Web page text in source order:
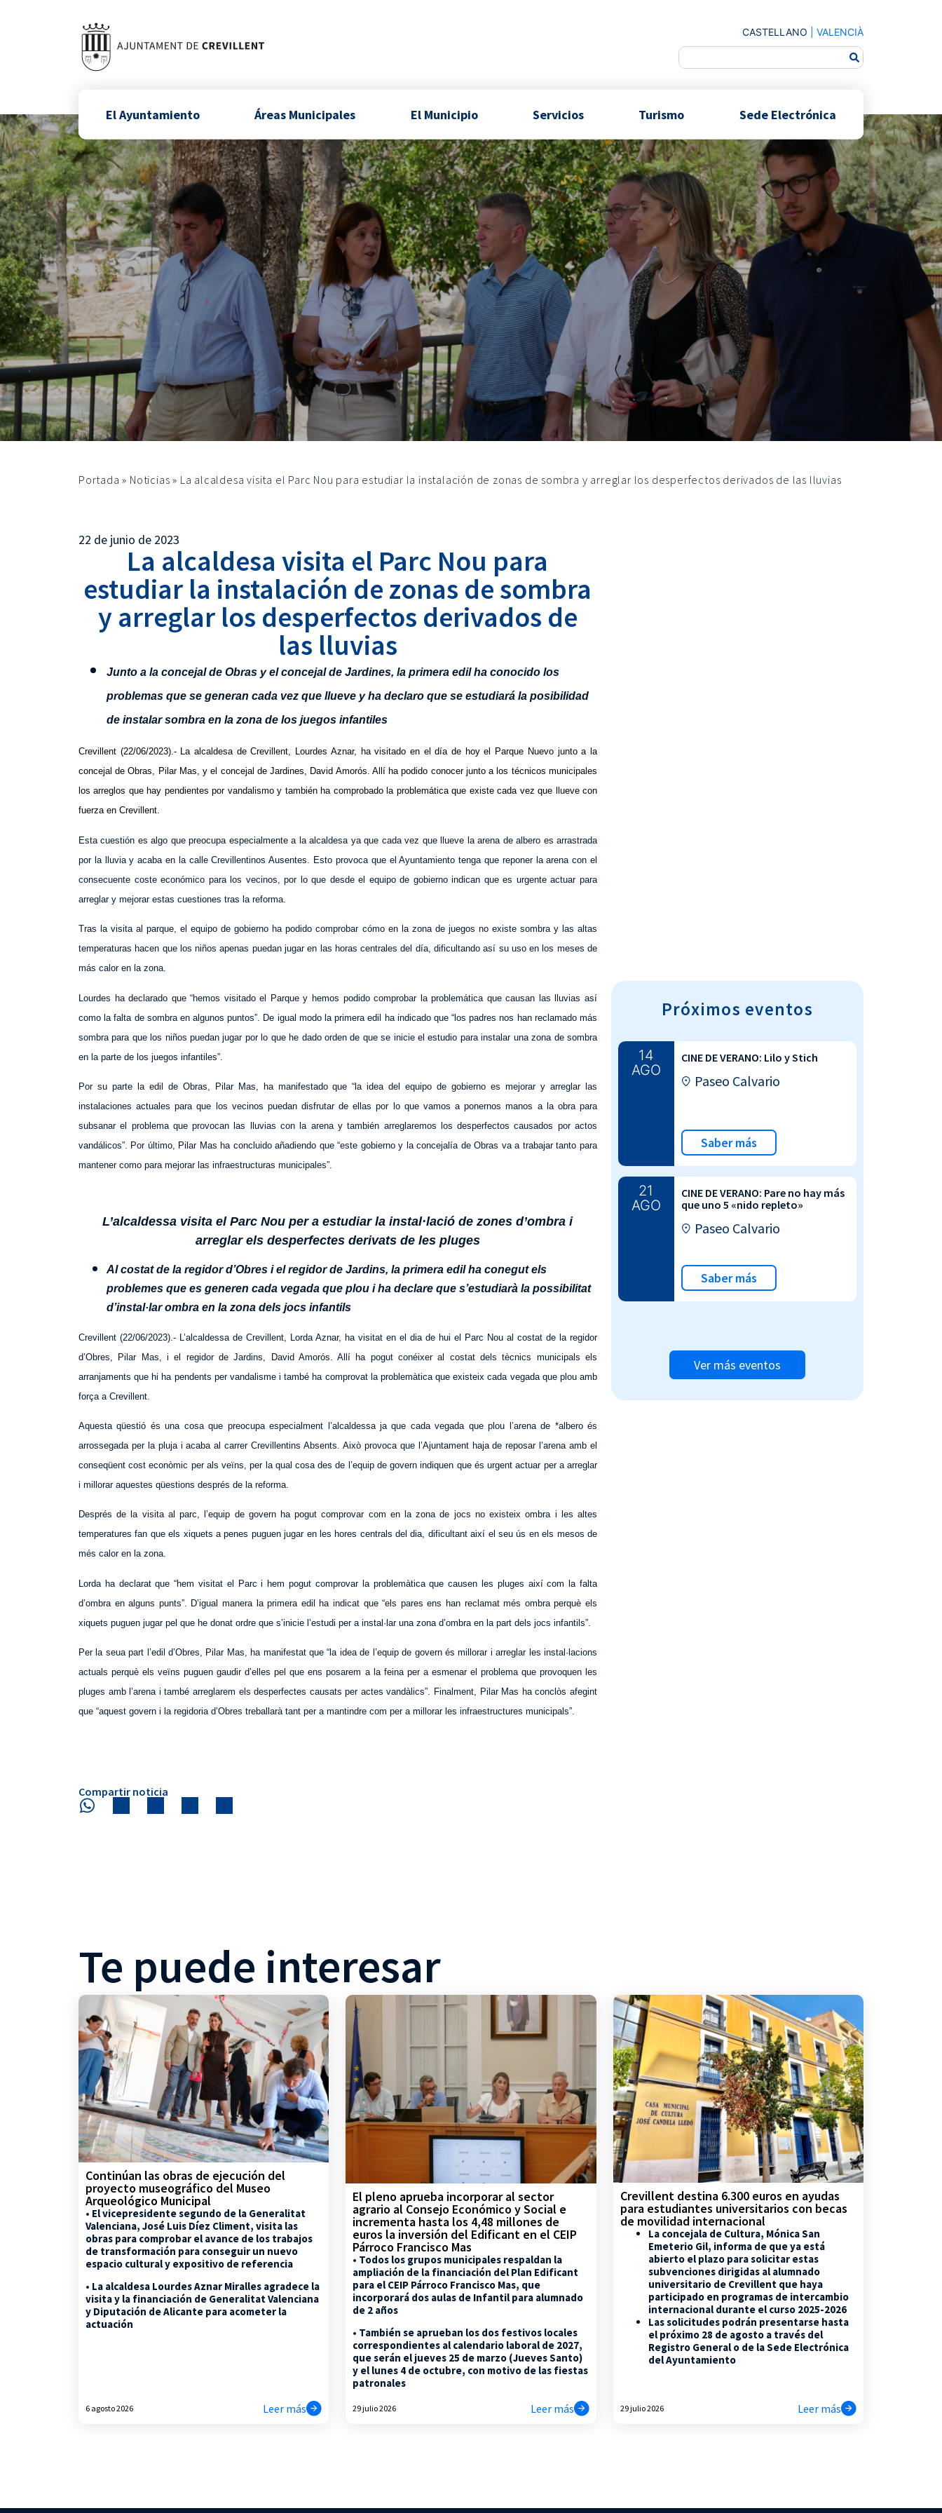
CASTELLANO VALENCIÀ
El Ayuntamiento Áreas Municipales El Municipio Servicios Turismo Sede Electrónica
Portada » Noticias » La alcaldesa visita el Parc Nou para estudiar la instalación de zonas de sombra y arreglar los desperfectos derivados de las lluvias
22 de junio de 2023
La alcaldesa visita el Parc Nou para
estudiar la instalación de zonas de sombra
y arreglar los desperfectos derivados de
las lluvias
Junto a la concejal de Obras y el concejal de Jardines, la primera edil ha conocido los
problemas que se generan cada vez que llueve y ha declaro que se estudiará la posibilidad
de instalar sombra en la zona de los juegos infantiles
Crevillent (22/06/2023).- La alcaldesa de Crevillent, Lourdes Aznar, ha visitado en el día de hoy el Parque Nuevo junto a la
concejal de Obras, Pilar Mas, y el concejal de Jardines, David Amorós. Allí ha podido conocer junto a los técnicos municipales
los arreglos que hay pendientes por vandalismo y también ha comprobado la problemática que existe cada vez que llueve con
fuerza en Crevillent.
Esta cuestión es algo que preocupa especialmente a la alcaldesa ya que cada vez que llueve la arena de albero es arrastrada
por la lluvia y acaba en la calle Crevillentinos Ausentes. Esto provoca que el Ayuntamiento tenga que reponer la arena con el
consecuente coste económico para los vecinos, por lo que desde el equipo de gobierno indican que es urgente actuar para
arreglar y mejorar estas cuestiones tras la reforma.
Tras la visita al parque, el equipo de gobierno ha podido comprobar cómo en la zona de juegos no existe sombra y las altas
temperaturas hacen que los niños apenas puedan jugar en las horas centrales del día, dificultando así su uso en los meses de
más calor en la zona.
Lourdes ha declarado que “hemos visitado el Parque y hemos podido comprobar la problemática que causan las lluvias así
como la falta de sombra en algunos puntos”. De igual modo la primera edil ha indicado que “los padres nos han reclamado más
sombra para que los niños puedan jugar por lo que he dado orden de que se inicie el estudio para instalar una zona de sombra
en la parte de los juegos infantiles”.
Por su parte la edil de Obras, Pilar Mas, ha manifestado que “la idea del equipo de gobierno es mejorar y arreglar las
instalaciones actuales para que los vecinos puedan disfrutar de ellas por lo que vamos a ponernos manos a la obra para
subsanar el problema que provocan las lluvias con la arena y también arreglaremos los desperfectos causados por actos
vandálicos”. Por último, Pilar Mas ha concluido añadiendo que “este gobierno y la concejalía de Obras va a trabajar tanto para
mantener como para mejorar las infraestructuras municipales”.
L’alcaldessa visita el Parc Nou per a estudiar la instal·lació de zones d’ombra i
arreglar els desperfectes derivats de les pluges
Al costat de la regidor d’Obres i el regidor de Jardins, la primera edil ha conegut els
problemes que es generen cada vegada que plou i ha declare que s’estudiarà la possibilitat
d’instal·lar ombra en la zona dels jocs infantils
Crevillent (22/06/2023).- L’alcaldessa de Crevillent, Lorda Aznar, ha visitat en el dia de hui el Parc Nou al costat de la regidor
d’Obres, Pilar Mas, i el regidor de Jardins, David Amorós. Allí ha pogut conéixer al costat dels tècnics municipals els
arranjaments que hi ha pendents per vandalisme i també ha comprovat la problemàtica que existeix cada vegada que plou amb
força a Crevillent.
Aquesta qüestió és una cosa que preocupa especialment l’alcaldessa ja que cada vegada que plou l’arena de *albero és
arrossegada per la pluja i acaba al carrer Crevillentins Absents. Això provoca que l’Ajuntament haja de reposar l’arena amb el
conseqüent cost econòmic per als veïns, per la qual cosa des de l’equip de govern indiquen que és urgent actuar per a arreglar
i millorar aquestes qüestions després de la reforma.
Després de la visita al parc, l’equip de govern ha pogut comprovar com en la zona de jocs no existeix ombra i les altes
temperatures fan que els xiquets a penes puguen jugar en les hores centrals del dia, dificultant així el seu ús en els mesos de
més calor en la zona.
Lorda ha declarat que “hem visitat el Parc i hem pogut comprovar la problemàtica que causen les pluges així com la falta
d’ombra en alguns punts”. D’igual manera la primera edil ha indicat que “els pares ens han reclamat més ombra perquè els
xiquets puguen jugar pel que he donat ordre que s’inicie l’estudi per a instal·lar una zona d’ombra en la part dels jocs infantils”.
Per la seua part l’edil d’Obres, Pilar Mas, ha manifestat que “la idea de l’equip de govern és millorar i arreglar les instal·lacions
actuals perquè els veïns puguen gaudir d’elles pel que ens posarem a la feina per a esmenar el problema que provoquen les
pluges amb l’arena i també arreglarem els desperfectes causats per actes vandàlics”. Finalment, Pilar Mas ha conclòs afegint
que “aquest govern i la regidoria d’Obres treballarà tant per a mantindre com per a millorar les infraestructures municipals”.
Próximos eventos
14
AGO
CINE DE VERANO: Lilo y Stich
Paseo Calvario
Saber más
21
AGO
CINE DE VERANO: Pare no hay más
que uno 5 «nido repleto»
Paseo Calvario
Saber más
Ver más eventos
Compartir noticia
Te puede interesar
Continúan las obras de ejecución del
proyecto museográfico del Museo
Arqueológico Municipal
• El vicepresidente segundo de la Generalitat
Valenciana, José Luis Díez Climent, visita las
obras para comprobar el avance de los trabajos
de transformación para conseguir un nuevo
espacio cultural y expositivo de referencia
• La alcaldesa Lourdes Aznar Miralles agradece la
visita y la financiación de Generalitat Valenciana
y Diputación de Alicante para acometer la
actuación
6 agosto 2026 Leer más
El pleno aprueba incorporar al sector
agrario al Consejo Económico y Social e
incrementa hasta los 4,48 millones de
euros la inversión del Edificant en el CEIP
Párroco Francisco Mas
• Todos los grupos municipales respaldan la
ampliación de la financiación del Plan Edificant
para el CEIP Párroco Francisco Mas, que
incorporará dos aulas de Infantil para alumnado
de 2 años
• También se aprueban los dos festivos locales
correspondientes al calendario laboral de 2027,
que serán el jueves 25 de marzo (Jueves Santo)
y el lunes 4 de octubre, con motivo de las fiestas
patronales
29 julio 2026 Leer más
Crevillent destina 6.300 euros en ayudas
para estudiantes universitarios con becas
de movilidad internacional
La concejala de Cultura, Mónica San
Emeterio Gil, informa de que ya está
abierto el plazo para solicitar estas
subvenciones dirigidas al alumnado
universitario de Crevillent que haya
participado en programas de intercambio
internacional durante el curso 2025-2026
Las solicitudes podrán presentarse hasta
el próximo 28 de agosto a través del
Registro General o de la Sede Electrónica
del Ayuntamiento
29 julio 2026 Leer más